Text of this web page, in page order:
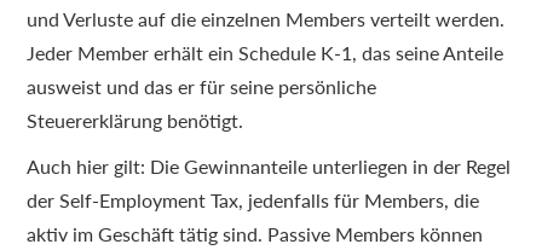
und Verluste auf die einzelnen Members verteilt werden.
Jeder Member erhält ein Schedule K-1, das seine Anteile
ausweist und das er für seine persönliche
Steuererklärung benötigt.
Auch hier gilt: Die Gewinnanteile unterliegen in der Regel
der Self-Employment Tax, jedenfalls für Members, die
aktiv im Geschäft tätig sind. Passive Members können